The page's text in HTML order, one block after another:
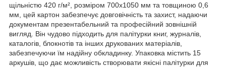
щільністю 420 г/м², розміром 700x1050 мм та товщиною 0,6
мм, цей картон забезпечує довговічність та захист, надаючи
документам презентабельний та професійний зовнішній
вигляд. Він чудово підходить для палітурки книг, журналів,
каталогів, блокнотів та інших друкованих матеріалів,
забезпечуючи їм надійну обкладинку. Упаковка містить 15
аркушів, що дає можливість створювати якісні палітурки для